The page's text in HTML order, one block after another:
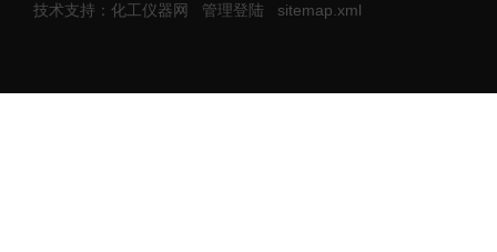
技术支持：化工仪器网 管理登陆 sitemap.xml